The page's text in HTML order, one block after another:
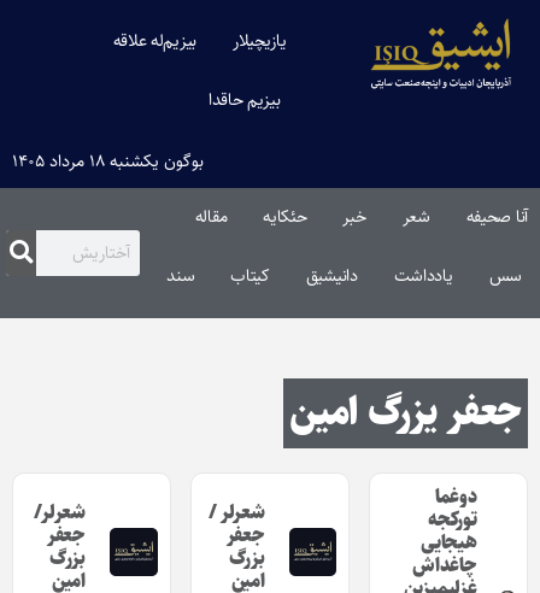
یازیچیلار بیزیم‌له علاقه
بیزیم حاقدا
بوگون یکشنبه ۱۸ مرداد ۱۴۰۵
آنا صحیفه شعر خبر حئکایه مقاله‌
سس یادداشت دانیشیق کیتاب سند
جعفر یزرگ امین
دوغما
تورکجه
هیجایی
چاغداش
شعرلر /
جعفر
بزرگ
امین
شعرلر/
جعفر
بزرگ
امین